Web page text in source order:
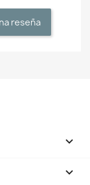
reseña

